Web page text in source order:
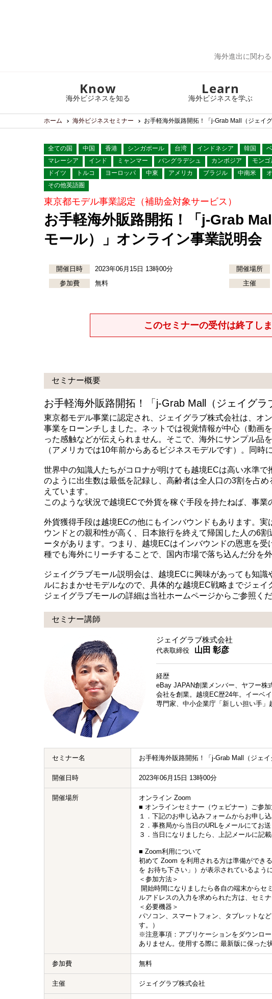
海外進出に関わ
Know
海外ビジネスを知る
Learn
海外ビジネスを学ぶ
ホーム 海外ビジネスセミナー お手軽海外販路開拓！「j-Grab Mall（ジェイ
全ての国 中国 香港 シンガポール 台湾 インドネシア 韓国
マレーシア
インド ミャンマー バングラデシュ カンボジア モンゴ
ドイツ
トルコ ヨーロッパ 中東 アメリカ ブラジル 中南米
その他英語圏
東京都モデル事業認定（補助金対象サービス）
お手軽海外販路開拓！「j-Grab
モール）」オンライン事業説明会
開催日時 2023年06月15日 13時00分 開催場所
参加費
無料 主催
このセミナーの受付は終了し
セミナー概要
お手軽海外販路開拓！「j-Grab Mall（ジェイグ
東京都モデル事業に認定され、ジェイグラブ株式会社は、オ
事業をローンチしました。ネットでは視覚情報が中心（動画
った感触などが伝えられません。そこで、海外にサンプル品
（アメリカでは10年前からあるビジネスモデルです）。同時
世界中の知識人たちがコロナが明けても越境ECは高い水準
のように出生数は最低を記録し、高齢者は全人口の3割を占
えています。
このような状況で越境ECで外貨を稼ぐ手段を持たねば、事業
外貨獲得手段は越境ECの他にもインバウンドもあります。
ウンドとの親和性が高く、日本旅行を終えて帰国した人の6
ータがあります。つまり、越境ECはインバウンドの恩恵を
種でも海外にリーチすることで、国内市場で落ち込んだ分を
ジェイグラブモール説明会は、越境ECに興味があっても知
ルにおまかせモデルなので、具体的な越境EC戦略までジェイ
ジェイグラブモールの詳細は当社ホームページからご参照くだ
セミナー講師
ジェイグラブ株式会社
代表取締役 山田 彰彦
経歴
eBay JAPAN創業メンバー、ヤフー株
会社を創業。越境EC歴24年。イーベ
専門家、中小企業庁「新しい担い手」
セミナー名 お手軽海外販路開拓！「j-Grab Mall（ジェ
開催日時 2023年06月15日 13時00分
開催場所
オンライン Zoom
■ オンラインセミナー（ウェビナー）ご参
１．下記のお申し込みフォームからお申し込
２．事務局から当日のURLをメールにてお送
３．当日になりましたら、上記メールに記
■ Zoom利用について
初めて Zoom を利用される方は準備ができ
を お待ち下さい」）が表示されているよう
＜参加方法＞
開始時間になりましたら各自の端末からセ
ルアドレスの入力を求められた方は、セミ
＜必要機器＞
パソコン、スマートフォン、タブレットな
す。）
※注意事項：アプリケーションをダウンロ
ありません。使用する際に 最新版に保った
参加費 無料
主催 ジェイグラブ株式会社